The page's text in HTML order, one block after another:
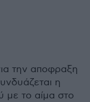
την αποφραξη
η
με το αίμα στο